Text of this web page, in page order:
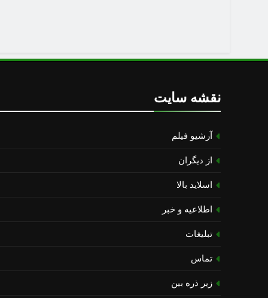
نقشه سایت
آرشیو فیلم
از دیگران
اسلاید بالا
اطلاعیه و خبر
تبلیغات
تماس
زیر ذره بین